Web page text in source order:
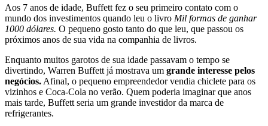
Aos 7 anos de idade, Buffett fez o seu primeiro contato com o
mundo dos investimentos quando leu o livro Mil formas de ganhar
1000 dólares. O pequeno gosto tanto do que leu, que passou os
próximos anos de sua vida na companhia de livros.
Enquanto muitos garotos de sua idade passavam o tempo se
divertindo, Warren Buffett já mostrava um grande interesse pelos
negócios. Afinal, o pequeno empreendedor vendia chiclete para os
vizinhos e Coca-Cola no verão. Quem poderia imaginar que anos
mais tarde, Buffett seria um grande investidor da marca de
refrigerantes.